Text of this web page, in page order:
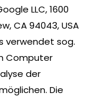
LLC, 1600
CA 94043, USA
verwendet sog.
Computer
der
Die